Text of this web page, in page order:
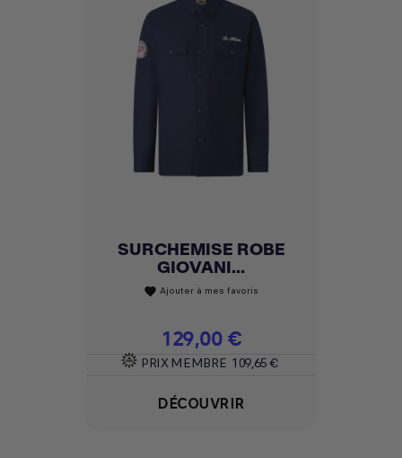
SURCHEMISE ROBE
GIOVANI...
favorite Ajouter à mes favoris
Prix
129,00 €
PRIX MEMBRE 109,65 €
DÉCOUVRIR